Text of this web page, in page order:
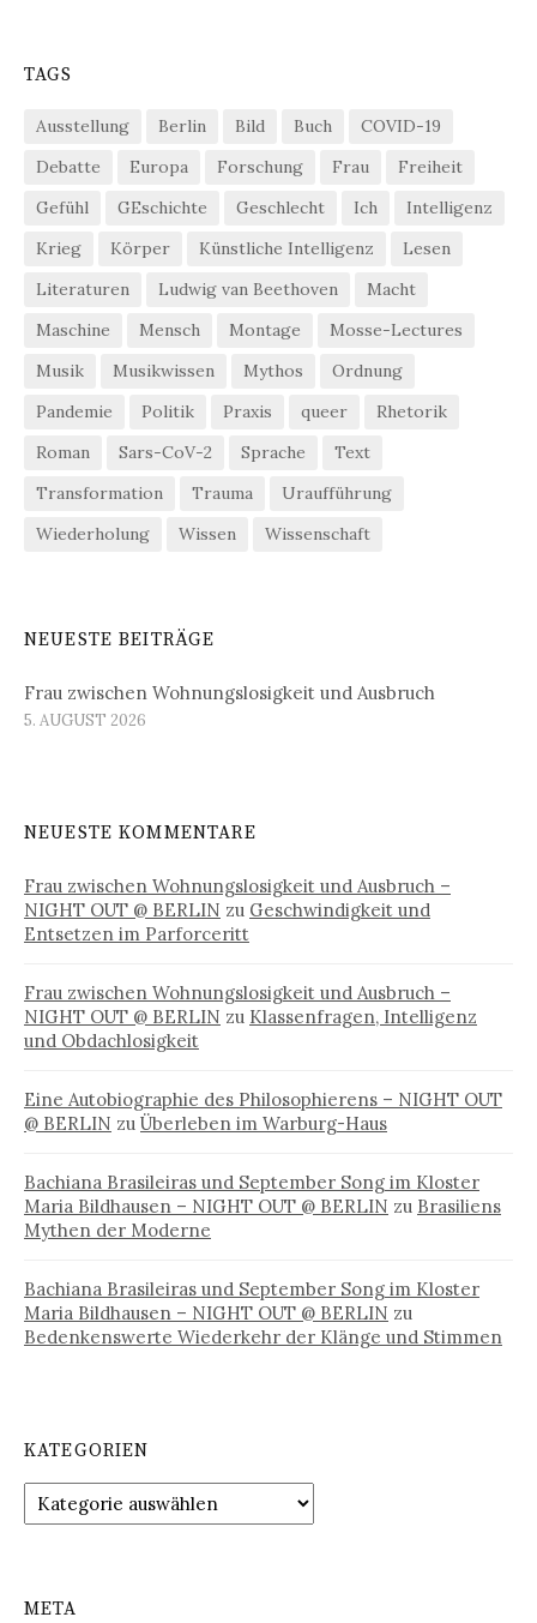
TAGS
Ausstellung Berlin Bild Buch
COVID-19
Debatte
Europa Forschung Frau
Freiheit
Gefühl
GEschichte Geschlecht Ich
Intelligenz
Krieg
Körper Künstliche Intelligenz
Lesen
Literaturen
Ludwig van Beethoven
Macht
Maschine
Mensch Montage
Mosse-Lectures
Musik
Musikwissen Mythos
Ordnung
Pandemie
Politik Praxis queer
Rhetorik
Roman
Sars-CoV-2 Sprache
Text
Transformation
Trauma
Uraufführung
Wiederholung
Wissen Wissenschaft
NEUESTE BEITRÄGE
Frau zwischen Wohnungslosigkeit und Ausbruch
5. AUGUST 2026
NEUESTE KOMMENTARE
Frau zwischen Wohnungslosigkeit und Ausbruch –
NIGHT OUT @ BERLIN zu Geschwindigkeit und
Entsetzen im Parforceritt
Frau zwischen Wohnungslosigkeit und Ausbruch –
NIGHT OUT @ BERLIN zu Klassenfragen, Intelligenz
und Obdachlosigkeit
Eine Autobiographie des Philosophierens – NIGHT OUT
@ BERLIN zu Überleben im Warburg-Haus
Bachiana Brasileiras und September Song im Kloster
Maria Bildhausen – NIGHT OUT @ BERLIN zu Brasiliens
Mythen der Moderne
Bachiana Brasileiras und September Song im Kloster
Maria Bildhausen – NIGHT OUT @ BERLIN zu
Bedenkenswerte Wiederkehr der Klänge und Stimmen
KATEGORIEN
Kategorien
META